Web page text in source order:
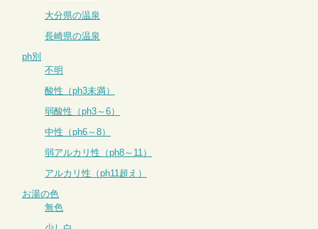
大分県の温泉
長崎県の温泉
ph別
不明
酸性（ph3未満）
弱酸性（ph3～6）
中性（ph6～8）
弱アルカリ性（ph8～11）
アルカリ性（ph11超え）
お湯の色
無色